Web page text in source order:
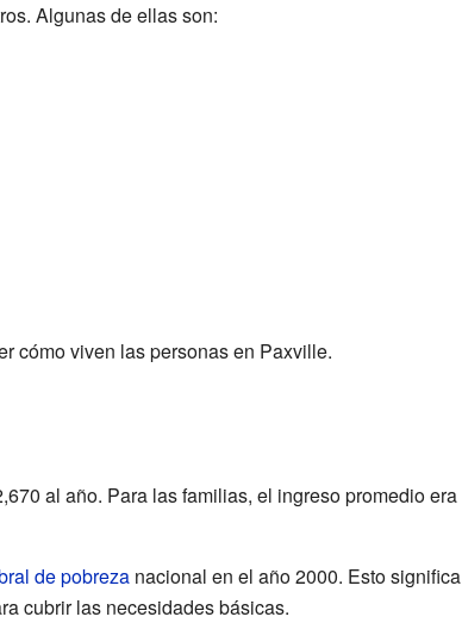
Algunas de ellas son:
cómo viven las personas en Paxville.
al año. Para las familias, el ingreso promedio era
de pobrezanacional en el año 2000. Esto significa
cubrir las necesidades básicas.